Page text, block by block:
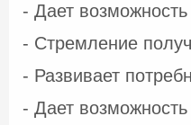
- Дает
- Стремление
- Развивает
- Дает возможность